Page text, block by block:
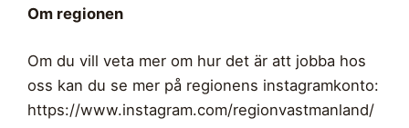
Om regionen
Om du vill veta mer om hur det är att jobba hos
oss kan du se mer på regionens instagramkonto:
https://www.instagram.com/regionvastmanland/